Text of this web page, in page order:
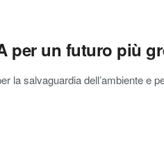
per un futuro più
la salvaguardia dell’ambiente e